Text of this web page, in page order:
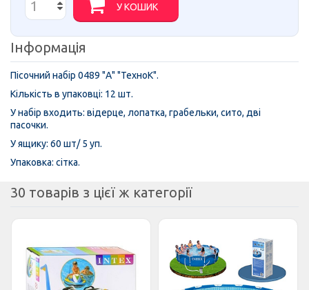
У КОШИК
Інформація
Пісочний набір 0489 "А" "ТехноК".
Кількість в упаковці: 12 шт.
У набір входить: відерце, лопатка, грабельки, сито, дві
пасочки.
У ящику: 60 шт/ 5 уп.
Упаковка: сітка.
30 товарів з цієї ж категорії